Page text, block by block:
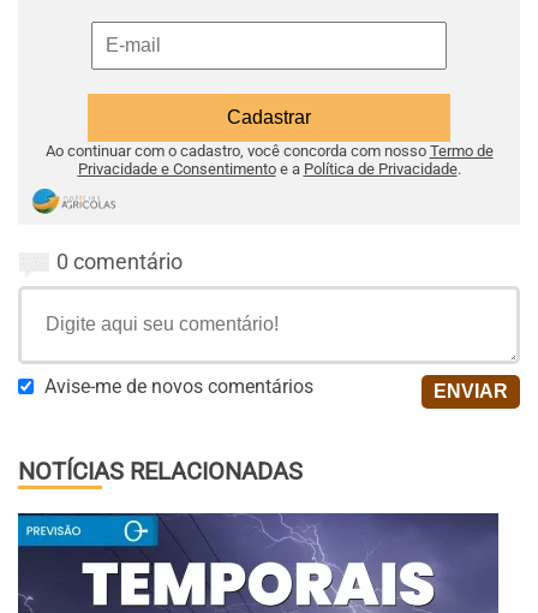
Ao continuar com o cadastro, você concorda com nosso Termo de
Privacidade e Consentimentoe a Política de Privacidade.
0 comentário
Avise-me de novos comentários
NOTÍCIAS RELACIONADAS